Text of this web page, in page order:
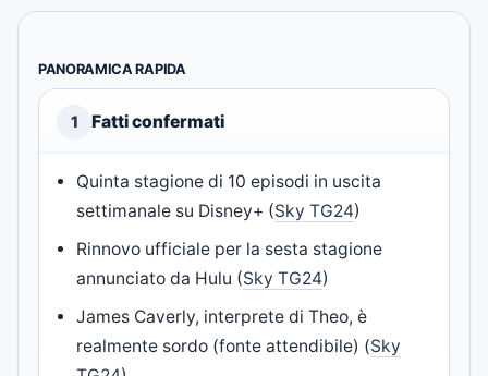
PANORAMICA RAPIDA
1 Fatti confermati
Quinta stagione di 10 episodi in uscita
settimanale su Disney+ (Sky TG24)
Rinnovo ufficiale per la sesta stagione
annunciato da Hulu (Sky TG24)
James Caverly, interprete di Theo, è
realmente sordo (fonte attendibile) (Sky